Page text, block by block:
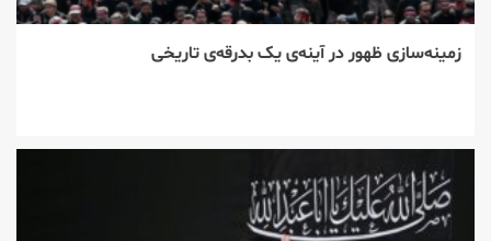
زمینه‌سازی ظهور در آینه‌ی یک بدرقه‌ی تاریخی